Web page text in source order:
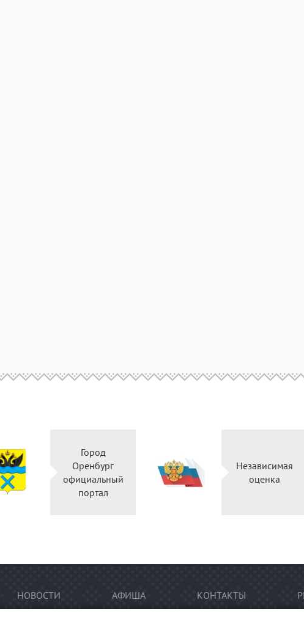
Город
Оренбург
официальный
портал
Независимая
оценка
НОВОСТИ АФИША КОНТАКТЫ